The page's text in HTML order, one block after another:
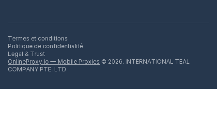
Termes et conditions
Politique de confidentialité
Legal & Trust
OnlineProxy.io — Mobile Proxies © 2026. INTERNATIONAL TEAL
COMPANY PTE. LTD